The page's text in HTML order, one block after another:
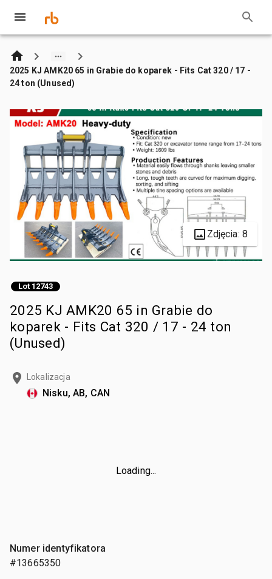
2025 KJ AMK20 65 in Grabie do koparek - Fits Cat 320 / 17 -
24 ton (Unused)
Zdjęcia: 8
Lot 12743
2025 KJ AMK20 65 in Grabie do
koparek - Fits Cat 320 / 17 - 24 ton
(Unused)
Lokalizacja
Nisku, AB, CAN
Loading...
Numer identyfikatora
#13665350